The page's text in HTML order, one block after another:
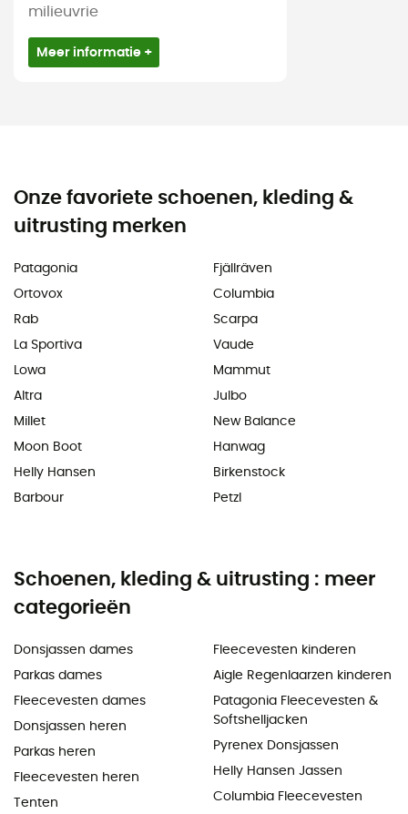
milieuvrie
Meer informatie +
Onze favoriete schoenen, kleding &
uitrusting merken
Patagonia
Ortovox
Rab
La Sportiva
Lowa
Altra
Millet
Moon Boot
Helly Hansen
Barbour
Fjällräven
Columbia
Scarpa
Vaude
Mammut
Julbo
New Balance
Hanwag
Birkenstock
Petzl
Schoenen, kleding & uitrusting : meer
categorieën
Donsjassen dames
Parkas dames
Fleecevesten dames
Donsjassen heren
Parkas heren
Fleecevesten heren
Tenten
Fleecevesten kinderen
Aigle Regenlaarzen kinderen
Patagonia Fleecevesten &
Softshelljacken
Pyrenex Donsjassen
Helly Hansen Jassen
Columbia Fleecevesten